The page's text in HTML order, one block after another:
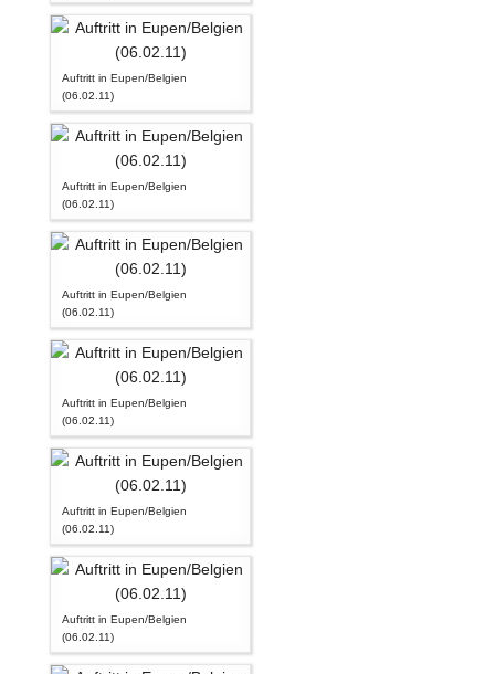
Auftritt in Eupen/Belgien
(06.02.11)
Auftritt in Eupen/Belgien
(06.02.11)
Auftritt in Eupen/Belgien
(06.02.11)
Auftritt in Eupen/Belgien
(06.02.11)
Auftritt in Eupen/Belgien
(06.02.11)
Auftritt in Eupen/Belgien
(06.02.11)